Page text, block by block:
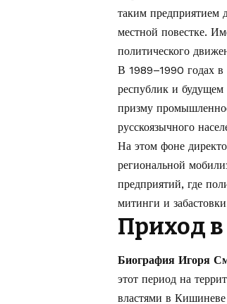
таким предприятием
местной повестке.
политического
В 1989–1990 годах
республик и
призму
русскоязычного
На этом фоне
региональной
предприятий, где
митинги и
Приход
Биография Игоря
этот период на
властями в